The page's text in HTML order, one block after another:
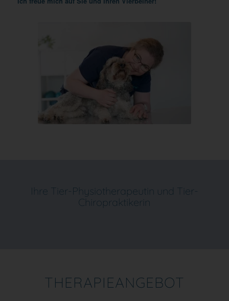
Ihre Tier-Physiotherapeutin und Tier-
Chiropraktikerin
THERAPIEANGEBOT